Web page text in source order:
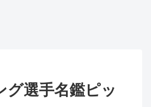
選手名鑑ピッ